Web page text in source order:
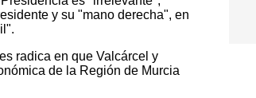
y su "mano derecha", en
radica en que Valcárcel y
de la Región de Murcia